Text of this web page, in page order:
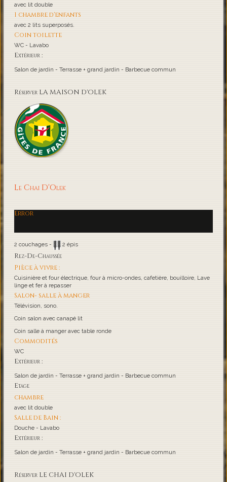
avec lit double
1 chambre d'enfants
avec 2 lits superposés.
Coin toilette
WC - Lavabo
Extérieur :
Salon de jardin - Terrasse + grand jardin - Barbecue commun
Réserver LA MAISON D'OLEK
Le Chai D'Olek
Error
2 couchages - 2 épis
Rez-De-Chaussée
Pièce à vivre :
Cuisinière et four électrique, four à micro-ondes, cafetière, bouilloire, Lave
linge et fer à repasser
Salon- salle à manger
Télévision, sono.
Coin salon avec canapé lit
Coin salle à manger avec table ronde
Commodités
WC
Extérieur :
Salon de jardin - Terrasse + grand jardin - Barbecue commun
Etage
chambre
avec lit double
Salle de Bain :
Douche - Lavabo
Extérieur :
Salon de jardin - Terrasse + grand jardin - Barbecue commun
Réserver LE CHAI D'OLEK